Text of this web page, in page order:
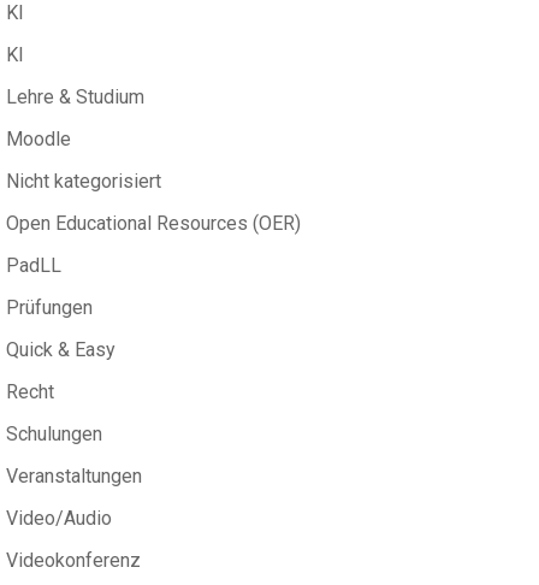
KI
KI
Lehre & Studium
Moodle
Nicht kategorisiert
Open Educational Resources (OER)
PadLL
Prüfungen
Quick & Easy
Recht
Schulungen
Veranstaltungen
Video/Audio
Videokonferenz